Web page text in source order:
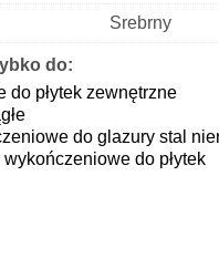
Srebrny
do:
do płytek zewnętrzne
do glazury stal
do płytek